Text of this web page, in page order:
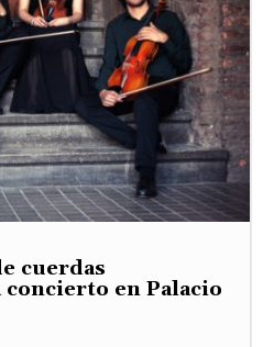
cuerdas
en Palacio